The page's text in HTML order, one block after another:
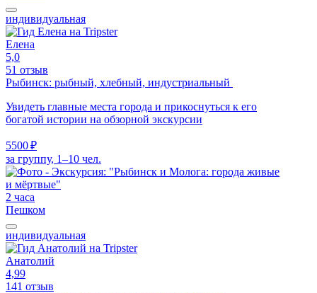
индивидуальная
Елена
5,0
51 отзыв
Рыбинск: рыбный, хлебный, индустриальный
Увидеть главные места города и прикоснуться к его
богатой истории на обзорной экскурсии
5500 ₽
за группу, 1–10 чел.
2 часа
Пешком
индивидуальная
Анатолий
4,99
141 отзыв